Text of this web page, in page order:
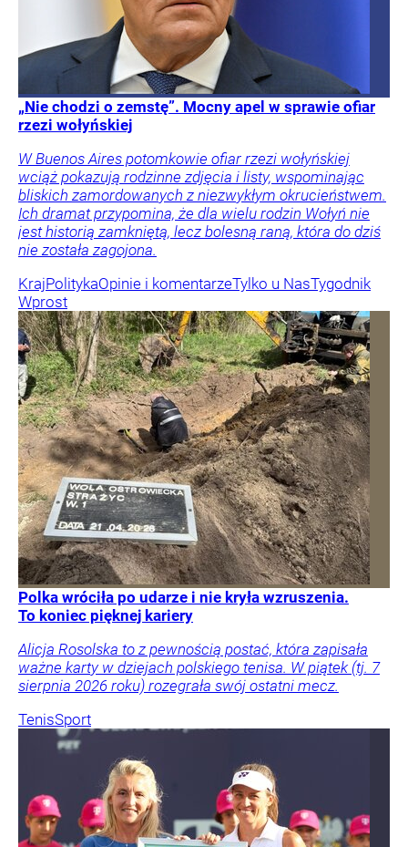
„Nie chodzi o zemstę”. Mocny apel w sprawie ofiar
rzezi wołyńskiej
W Buenos Aires potomkowie ofiar rzezi wołyńskiej
wciąż pokazują rodzinne zdjęcia i listy, wspominając
bliskich zamordowanych z niezwykłym okrucieństwem.
Ich dramat przypomina, że dla wielu rodzin Wołyń nie
jest historią zamkniętą, lecz bolesną raną, która do dziś
nie została zagojona.
KrajPolitykaOpinie i komentarzeTylko u NasTygodnik
Wprost
Polka wróciła po udarze i nie kryła wzruszenia.
To koniec pięknej kariery
Alicja Rosolska to z pewnością postać, która zapisała
ważne karty w dziejach polskiego tenisa. W piątek (tj. 7
sierpnia 2026 roku) rozegrała swój ostatni mecz.
TenisSport